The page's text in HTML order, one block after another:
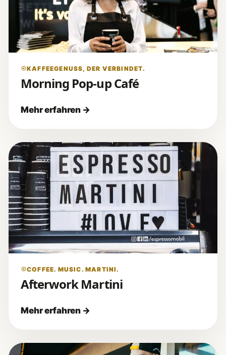
KAFFEEGENUSS, DER VERBINDET.
Morning Pop-up Café
COFFEE. MUSIC. MARTINI.
Afterwork Martini